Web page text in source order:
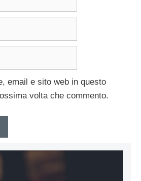
email e sito web in questo
volta che commento.